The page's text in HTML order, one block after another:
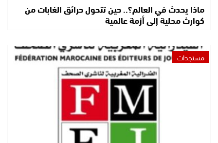
ماذا يحدث في العالم؟.. حين تتحول حرائق الغابات من
كوارث محلية إلى أزمة عالمية
مستجدات